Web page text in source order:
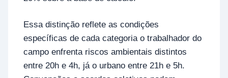
Essa distinção reflete as condições
específicas de cada categoria o trabalhador do
campo enfrenta riscos ambientais distintos
entre 20h e 4h, já o urbano entre 21h e 5h.